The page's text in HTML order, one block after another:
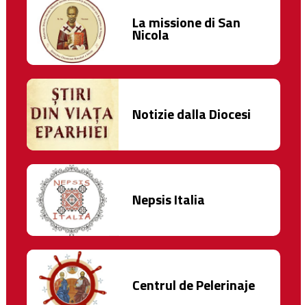
La missione di San
Nicola
Notizie dalla Diocesi
Nepsis Italia
Centrul de Pelerinaje